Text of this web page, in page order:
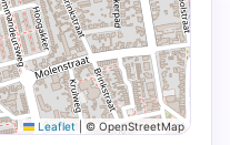
Leaflet © OpenStreetMap